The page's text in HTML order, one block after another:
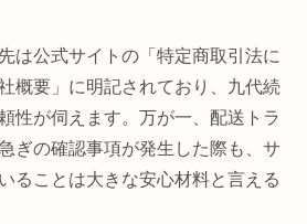
は公式サイトの「特定商取引法に
概要」に明記されており、九代続
性が伺えます。万が一、配送トラ
ぎの確認事項が発生した際も、サ
ることは大きな安心材料と言える